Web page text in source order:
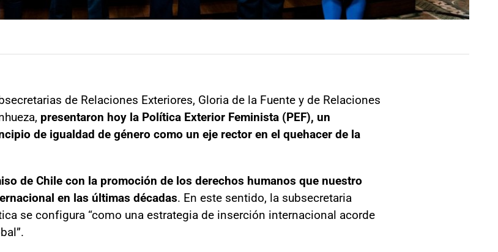
de Relaciones Exteriores, Gloria de la Fuente y de Relaciones
presentaron hoy la Política Exterior Feminista (PEF), un
de igualdad de género como un eje rector en el quehacer de la
de Chile con la promoción de los derechos humanos que nuestro
en las últimas décadas. En este sentido, la subsecretaria
se configura “como una estrategia de inserción internacional acorde